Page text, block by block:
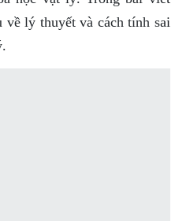
về lý thuyết và cách tính sai